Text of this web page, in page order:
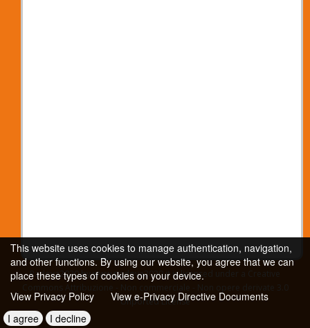
Padova2020 by www.padova2020.it is licensed under a Creative
Unported License
This website uses cookies to manage authentication, navigation,
and other functions. By using our website, you agree that we can
place these types of cookies on your device.
View Privacy Policy
View e-Privacy Directive Documents
I agree
I decline